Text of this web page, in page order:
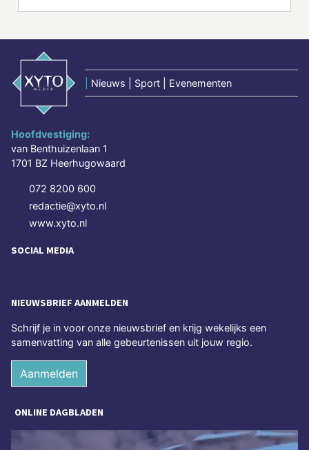
Nieuws | Sport | Evenementen
Hoofdvestiging:
van Benthuizenlaan 1
1701 BZ Heerhugowaard
072 8200 600
redactie@xyto.nl
www.xyto.nl
SOCIAL MEDIA
NIEUWSBRIEF AANMELDEN
Schrijf je in voor onze nieuwsbrief en krijg wekelijks een
samenvatting van alle gebeurtenissen uit jouw regio.
Aanmelden
ONLINE DAGBLADEN